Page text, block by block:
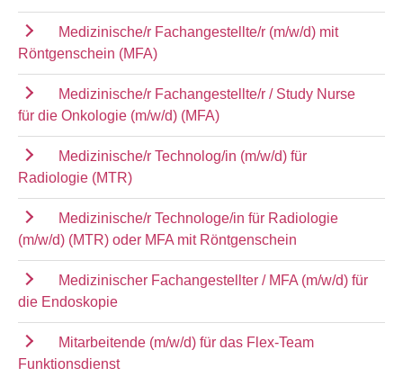
Medizinische/r Fachangestellte/r (m/w/d) mit
Röntgenschein (MFA)
Medizinische/r Fachangestellte/r / Study Nurse
für die Onkologie (m/w/d) (MFA)
Medizinische/r Technolog/in (m/w/d) für
Radiologie (MTR)
Medizinische/r Technologe/in für Radiologie
(m/w/d) (MTR) oder MFA mit Röntgenschein
Medizinischer Fachangestellter / MFA (m/w/d) für
die Endoskopie
Mitarbeitende (m/w/d) für das Flex-Team
Funktionsdienst